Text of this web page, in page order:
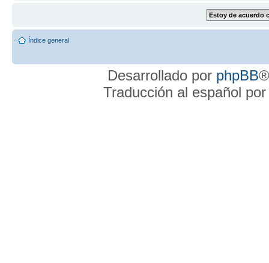
Índice general
Desarrollado por phpBB
Traducción al español